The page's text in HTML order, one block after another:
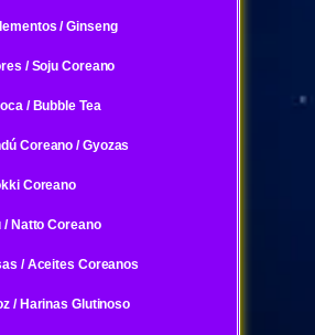
/ Ginseng
/ Soju Coreano
/ Bubble Tea
Coreano / Gyozas
Coreano
/ Natto Coreano
/ Aceites Coreanos
/ Harinas Glutinoso